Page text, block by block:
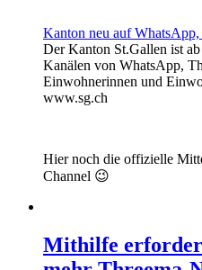
Kanton neu auf
Der Kanton St.Gallen ist
Kanälen von WhatsApp,
Einwohnerinnen und
www.sg.ch
Hier noch die offizielle
Channel 😉
Mithilfe